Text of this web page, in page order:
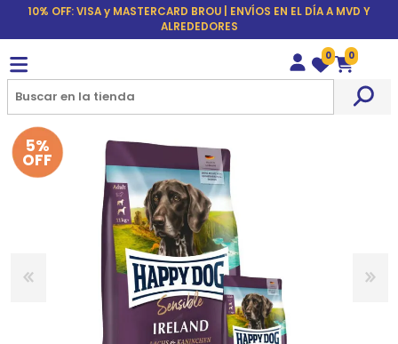
10% OFF: VISA y MASTERCARD BROU | ENVÍOS EN EL DÍA A MVD Y
ALREDEDORES
Wishlist
0
Carrito
0
5%
OFF